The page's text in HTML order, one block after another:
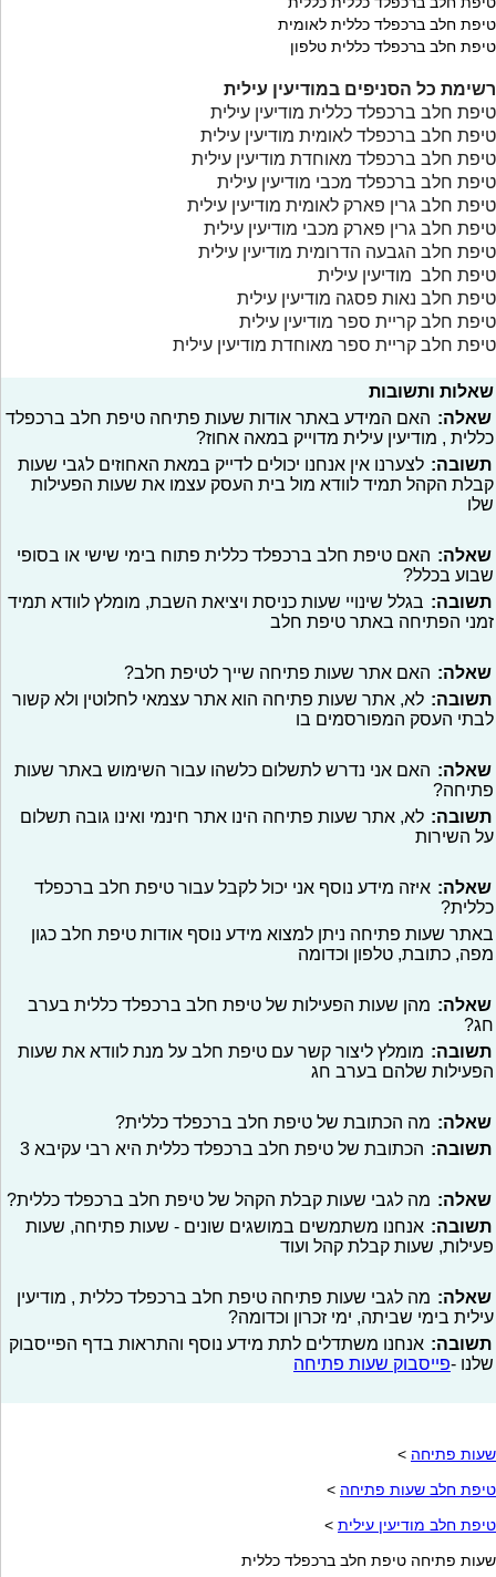
טיפת חלב ברכפלד כללית לאומית
טיפת חלב ברכפלד כללית טלפון
רשימת כל הסניפים במודיעין עילית
טיפת חלב ברכפלד כללית מודיעין עילית
טיפת חלב ברכפלד לאומית מודיעין עילית
טיפת חלב ברכפלד מאוחדת מודיעין עילית
טיפת חלב ברכפלד מכבי מודיעין עילית
טיפת חלב גרין פארק לאומית מודיעין עילית
טיפת חלב גרין פארק מכבי מודיעין עילית
טיפת חלב הגבעה הדרומית מודיעין עילית
טיפת חלב מודיעין עילית
טיפת חלב נאות פסגה מודיעין עילית
טיפת חלב קריית ספר מודיעין עילית
טיפת חלב קריית ספר מאוחדת מודיעין עילית
שאלות ותשובות
שאלה: האם המידע באתר אודות שעות פתיחה טיפת חלב ברכפלד
כללית , מודיעין עילית מדוייק במאה אחוז?
תשובה: לצערנו אין אנחנו יכולים לדייק במאת האחוזים לגבי שעות
קבלת הקהל תמיד לוודא מול בית העסק עצמו את שעות הפעילות
שלו
שאלה: האם טיפת חלב ברכפלד כללית פתוח בימי שישי או בסופי
שבוע בכלל?
תשובה: בגלל שינויי שעות כניסת ויציאת השבת, מומלץ לוודא תמיד
זמני הפתיחה באתר טיפת חלב
שאלה: האם אתר שעות פתיחה שייך לטיפת חלב?
תשובה: לא, אתר שעות פתיחה הוא אתר עצמאי לחלוטין ולא קשור
לבתי העסק המפורסמים בו
שאלה: האם אני נדרש לתשלום כלשהו עבור השימוש באתר שעות
פתיחה?
תשובה: לא, אתר שעות פתיחה הינו אתר חינמי ואינו גובה תשלום
על השירות
שאלה: איזה מידע נוסף אני יכול לקבל עבור טיפת חלב ברכפלד
כללית?
באתר שעות פתיחה ניתן למצוא מידע נוסף אודות טיפת חלב כגון
מפה, כתובת, טלפון וכדומה
שאלה: מהן שעות הפעילות של טיפת חלב ברכפלד כללית בערב
חג?
תשובה: מומלץ ליצור קשר עם טיפת חלב על מנת לוודא את שעות
הפעילות שלהם בערב חג
שאלה: מה הכתובת של טיפת חלב ברכפלד כללית?
תשובה: הכתובת של טיפת חלב ברכפלד כללית היא רבי עקיבא 3
שאלה: מה לגבי שעות קבלת הקהל של טיפת חלב ברכפלד כללית?
תשובה: אנחנו משתמשים במושגים שונים - שעות פתיחה, שעות
פעילות, שעות קבלת קהל ועוד
שאלה: מה לגבי שעות פתיחה טיפת חלב ברכפלד כללית , מודיעין
עילית בימי שביתה, ימי זכרון וכדומה?
תשובה: אנחנו משתדלים לתת מידע נוסף והתראות בדף הפייסבוק
שלנו -פייסבוק שעות פתיחה
שעות פתיחה >
טיפת חלב שעות פתיחה >
טיפת חלב מודיעין עילית >
שעות פתיחה טיפת חלב ברכפלד כללית